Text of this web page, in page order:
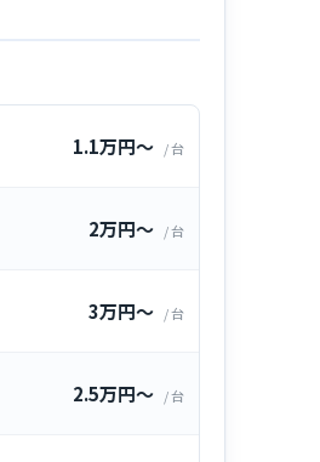
1.1万円〜 / 台
2万円〜 / 台
3万円〜 / 台
2.5万円〜 / 台